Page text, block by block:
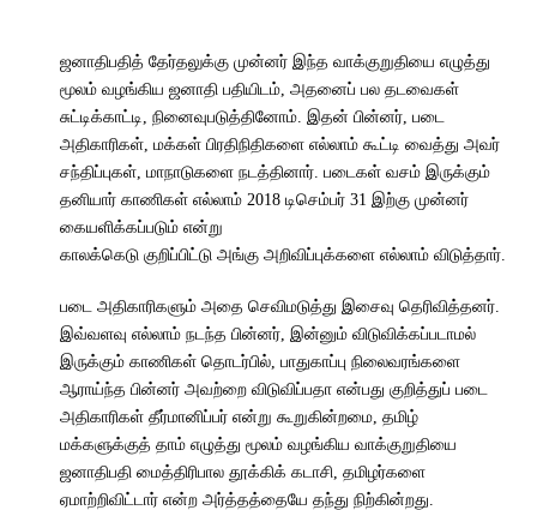
ஜனாதிபதித் தேர்தலுக்கு முன்னர் இந்த வாக்குறுதியை எழுத்து
மூலம் வழங்கிய ஜனாதி பதியிடம், அதனைப் பல தடவைகள்
சுட்டிக்காட்டி, நினைவுபடுத்தினோம். இதன் பின்னர், படை
அதிகாரிகள், மக்கள் பிரதிநிதிகளை எல்லாம் கூட்டி வைத்து அவர்
சந்திப்புகள், மாநாடுகளை நடத்தினார். படைகள் வசம் இருக்கும்
தனியார் காணிகள் எல்லாம் 2018 டிசெம்பர் 31 இற்கு முன்னர்
கையளிக்கப்படும் என்று
காலக்கெடு குறிப்பிட்டு அங்கு அறிவிப்புக்களை எல்லாம் விடுத்தார்.
படை அதிகாரிகளும் அதை செவிமடுத்து இசைவு தெரிவித்தனர்.
இவ்வளவு எல்லாம் நடந்த பின்னர், இன்னும் விடுவிக்கப்படாமல்
இருக்கும் காணிகள் தொடர்பில், பாதுகாப்பு நிலைவரங்களை
ஆராய்ந்த பின்னர் அவற்றை விடுவிப்பதா என்பது குறித்துப் படை
அதிகாரிகள் தீர்மானிப்பர் என்று கூறுகின்றமை, தமிழ்
மக்களுக்குத் தாம் எழுத்து மூலம் வழங்கிய வாக்குறுதியை
ஜனாதிபதி மைத்திரிபால தூக்கிக் கடாசி, தமிழர்களை
ஏமாற்றிவிட்டார் என்ற அர்த்தத்தையே தந்து நிற்கின்றது.